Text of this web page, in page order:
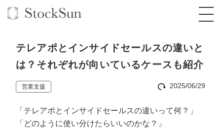
オーダーメイド支援
TOP
BPO支援
テレアポとインサイドセールスの違いと
は？それぞれが向いているケースも紹介
営業支援 2025/06/29
「テレアポとインサイドセールスの違いって何？」
「どのように使い分けたらいいのかな？」